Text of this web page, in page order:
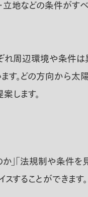
立地などの条件が
周辺環境や条件は
。どの方向から太
します。
「法規制や条件を
することができま